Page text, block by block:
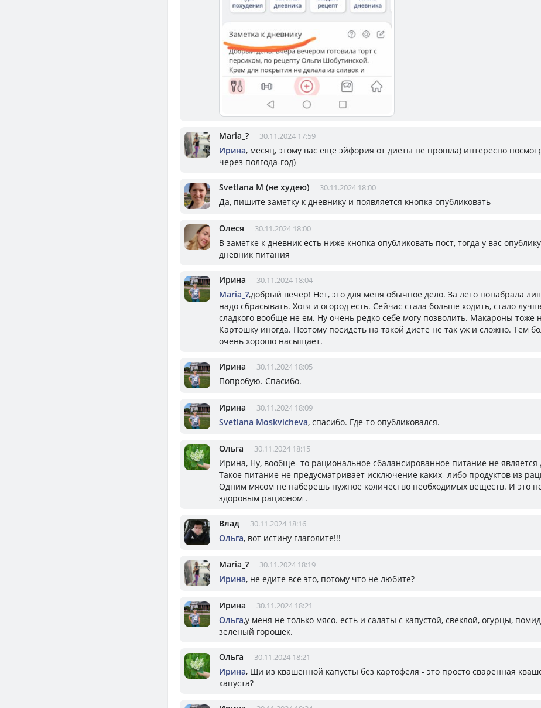
Mariа_? 30.11.2024 17:59
Ирина, месяц, этому вас ещё эйфория от диеты не прошла) интересно
через полгода-год)
Svetlana M (не худею) 30.11.2024 18:00
Да, пишите заметку к дневнику и появляется кнопка опубликовать
Олеся 30.11.2024 18:00
В заметке к дневник есть ниже кнопка опубликовать пост, тогда у вас
дневник питания
Ирина 30.11.2024 18:04
Mariа_?,добрый вечер! Нет, это для меня обычное дело. За лето понабрала
надо сбрасывать. Хотя и огород есть. Сейчас стала больше ходить, стало
сладкого вообще не ем. Ну очень редко себе могу позволить. Макароны тоже
Картошку иногда. Поэтому посидеть на такой диете не так уж и сложно. Тем
очень хорошо насыщает.
Ирина 30.11.2024 18:05
Попробую. Спасибо.
Ирина 30.11.2024 18:09
Svetlana Moskvicheva, спасибо. Где-то опубликовался.
Ольга 30.11.2024 18:15
Ирина, Ну, вообще- то рациональное сбалансированное питание не является
Такое питание не предусматривает исключение каких- либо продуктов из
Одним мясом не наберёшь нужное количество необходимых веществ. И это
здоровым рационом .
Влад 30.11.2024 18:16
Ольга, вот истину глаголите!!!
Mariа_? 30.11.2024 18:19
Ирина, не едите все это, потому что не любите?
Ирина 30.11.2024 18:21
Ольга,у меня не только мясо. есть и салаты с капустой, свеклой, огурцы,
зеленый горошек.
Ольга 30.11.2024 18:21
Ирина, Щи из квашенной капусты без картофеля - это просто сваренная
капуста?